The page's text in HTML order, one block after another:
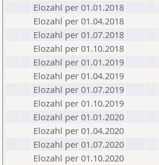
Elozahl per 01.01.2018
Elozahl per 01.04.2018
Elozahl per 01.07.2018
Elozahl per 01.10.2018
Elozahl per 01.01.2019
Elozahl per 01.04.2019
Elozahl per 01.07.2019
Elozahl per 01.10.2019
Elozahl per 01.01.2020
Elozahl per 01.04.2020
Elozahl per 01.07.2020
Elozahl per 01.10.2020